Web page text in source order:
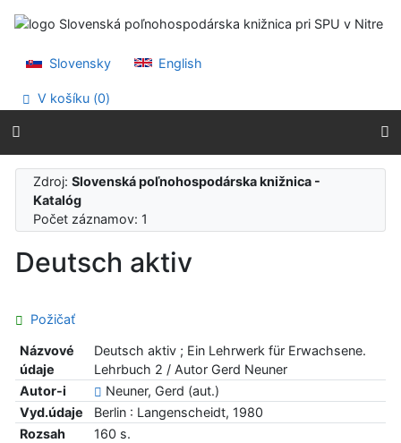
Prejsť na menu
Slovensky
English
V košíku (0)
Zdroj:Slovenská poľnohospodárska knižnica -
Katalóg
Počet záznamov: 1
Deutsch aktiv
Požičať
Názvové
údaje
Deutsch aktiv ; Ein Lehrwerk für Erwachsene.
Lehrbuch 2 / Autor Gerd Neuner
Autor-i
Neuner, Gerd (aut.)
Vyd.údaje
Berlin : Langenscheidt, 1980
Rozsah
160 s.